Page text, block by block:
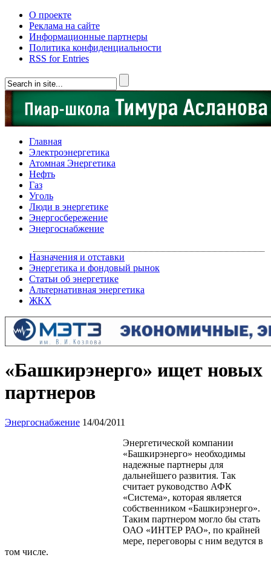
О проекте
Реклама на сайте
Информационные партнеры
Политика конфиденциальности
RSS for Entries
Главная
Электроэнергетика
Атомная Энергетика
Нефть
Газ
Уголь
Люди в энергетике
Энергосбережение
Энергоснабжение
Назначения и отставки
Энергетика и фондовый рынок
Статьи об энергетике
Альтернативная энергетика
ЖКХ
«Башкирэнерго» ищет новых
партнеров
Энергоснабжение 14/04/2011
Энергетической компании
«Башкирэнерго» необходимы
надежные партнеры для
дальнейшего развития. Так
считает руководство АФК
«Система», которая является
собственником «Башкирэнерго».
Таким партнером могло бы стать
ОАО «ИНТЕР РАО», по крайней
мере, переговоры с ним ведутся в
том числе.